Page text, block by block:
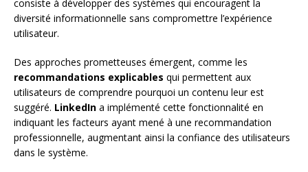
consiste à développer des systèmes qui encouragent la
diversité informationnelle sans compromettre l’expérience
utilisateur.
Des approches prometteuses émergent, comme les
recommandations explicables qui permettent aux
utilisateurs de comprendre pourquoi un contenu leur est
suggéré. LinkedIn a implémenté cette fonctionnalité en
indiquant les facteurs ayant mené à une recommandation
professionnelle, augmentant ainsi la confiance des utilisateurs
dans le système.